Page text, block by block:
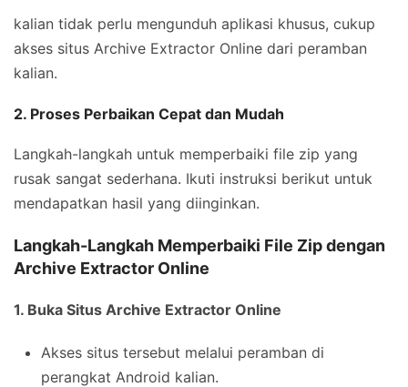
kalian tidak perlu mengunduh aplikasi khusus, cukup
akses situs Archive Extractor Online dari peramban
kalian.
2. Proses Perbaikan Cepat dan Mudah
Langkah-langkah untuk memperbaiki file zip yang
rusak sangat sederhana. Ikuti instruksi berikut untuk
mendapatkan hasil yang diinginkan.
Langkah-Langkah Memperbaiki File Zip dengan
Archive Extractor Online
1. Buka Situs Archive Extractor Online
Akses situs tersebut melalui peramban di
perangkat Android kalian.